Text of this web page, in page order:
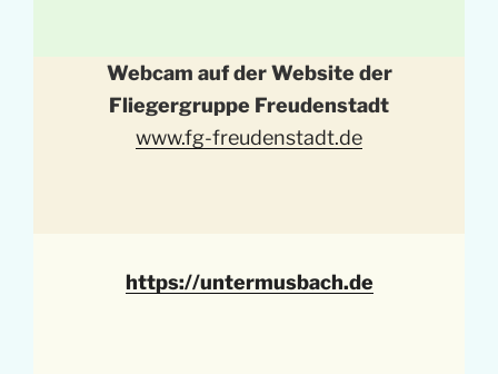
Webcam auf der Website der
Fliegergruppe Freudenstadt
www.fg-freudenstadt.de
https://untermusbach.de